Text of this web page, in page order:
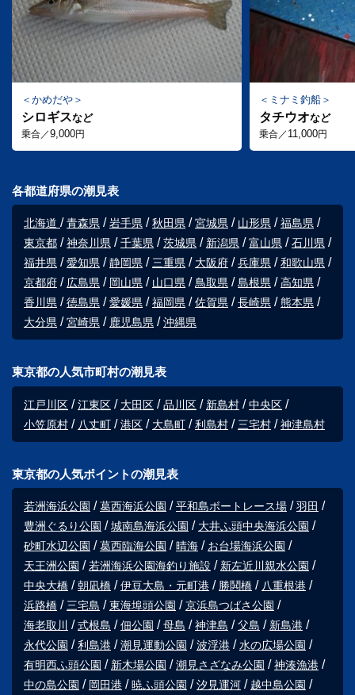
かめだや
シロギスなど
乗合／9,000円
ミナミ釣船
タチウオなど
乗合／ 11,000円
各都道府県の潮見表
北海道 青森県 岩手県 秋田県 宮城県 山形県
福島県
東京都
神奈川県 千葉県 茨城県 新潟県 富山県
石川県
福井県
愛知県 静岡県 三重県 大阪府 兵庫県
和歌山県
京都府
広島県 岡山県 山口県 鳥取県 島根県
高知県
香川県
徳島県 愛媛県 福岡県 佐賀県 長崎県
熊本県
大分県
宮崎県 鹿児島県 沖縄県
東京都の人気市町村の潮見表
江戸川区 江東区 大田区 品川区 新島村
中央区
小笠原村
八丈町 港区 大島町 利島村 三宅村 神津島村
東京都の人気ポイントの潮見表
若洲海浜公園 葛西海浜公園 平和島ボートレース場
羽田
豊洲ぐるり公園
城南島海浜公園
大井ふ頭中央海浜公園
砂町水辺公園
葛西臨海公園 晴海
お台場海浜公園
天王洲公園
若洲海浜公園海釣り施設
新左近川親水公園
中央大橋
朝凪橋 伊豆大島・元町港 勝鬨橋
八重根港
浜路橋
三宅島 東海埠頭公園
京浜島つばさ公園
海老取川
式根島 佃公園 母島 神津島 父島
新島港
永代公園
利島港 潮見運動公園 波浮港
水の広場公園
有明西ふ頭公園
新木場公園 潮見さざなみ公園
神湊漁港
中の島公園
岡田港 暁ふ頭公園 汐見運河 越中島公園